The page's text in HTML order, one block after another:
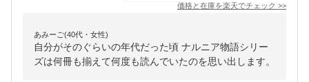
価格と在庫を楽天でチェック >>
あみーご(40代・女性)
自分がそのぐらいの年代だった頃 ナルニア物語シリー
ズは何冊も揃えて何度も読んでいたのを思い出します。